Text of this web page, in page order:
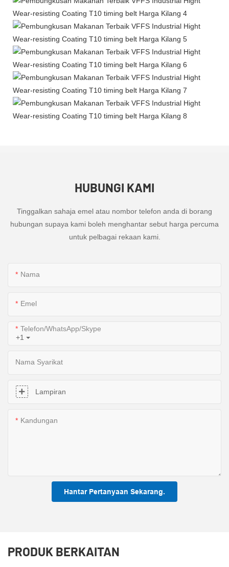
HUBUNGI KAMI
Tinggalkan sahaja emel atau nombor telefon anda di borang
hubungan supaya kami boleh menghantar sebut harga percuma
untuk pelbagai rekaan kami.
Nama
Emel
+1
Telefon/WhatsApp/Skype
Nama Syarikat
Lampiran
Kandungan
Hantar Pertanyaan Sekarang.
PRODUK BERKAITAN